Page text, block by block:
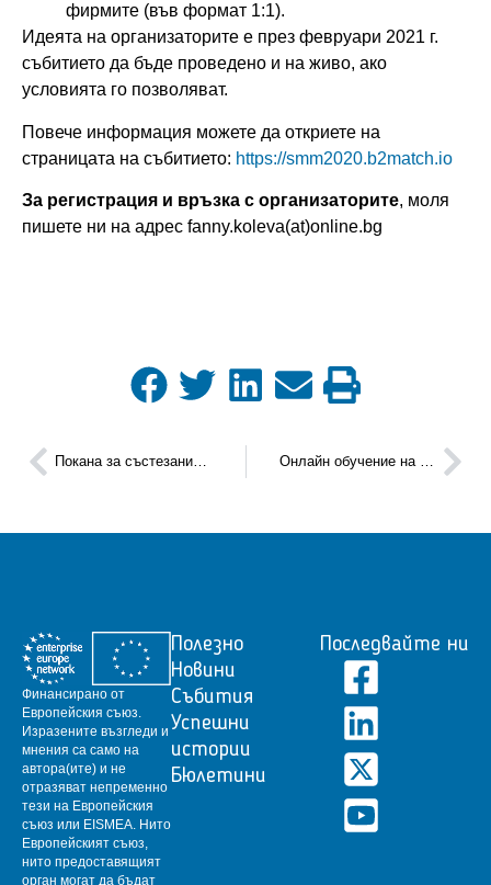
фирмите (във формат 1:1).
Идеята на организаторите е през февруари 2021 г.
събитието да бъде проведено и на живо, ако
условията го позволяват.
Повече информация можете да откриете на
страницата на събитието: https://smm2020.b2match.io
За регистрация и връзка с организаторите, моля
пишете ни на адрес fanny.koleva(at)online.bg
Финансирано от
Европейския съюз.
Изразените възгледи и
мнения са само на
автора(ите) и не
отразяват непременно
тези на Европейския
съюз или EISMEA. Нито
Европейският съюз,
нито предоставящият
орган могат да бъдат
Полезно
Новини
Събития
Успешни
истории
Бюлетини
Последвайте ни